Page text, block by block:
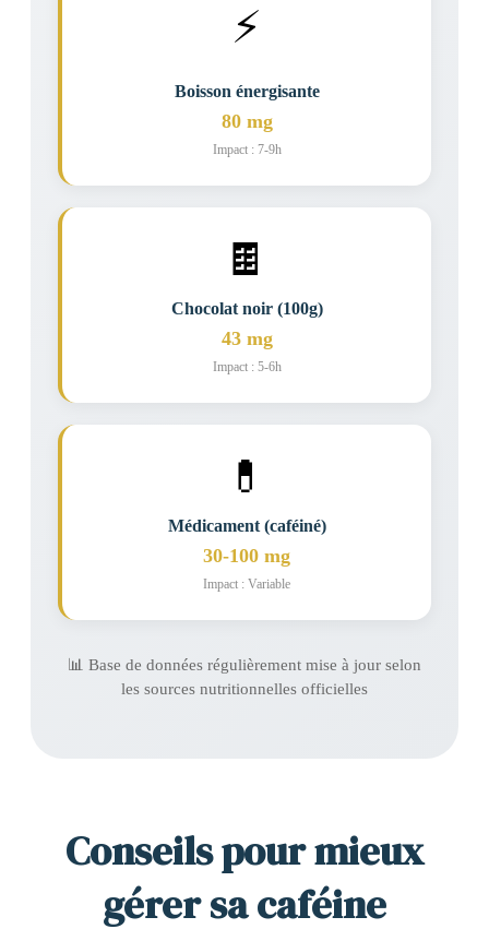
⚡
Boisson énergisante
80 mg
Impact : 7-9h
🍫
Chocolat noir (100g)
43 mg
Impact : 5-6h
💊
Médicament (caféiné)
30-100 mg
Impact : Variable
📊 Base de données régulièrement mise à jour selon
les sources nutritionnelles officielles
Conseils pour mieux
gérer sa caféine